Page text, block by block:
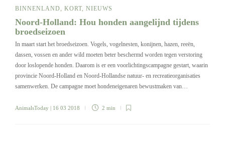
BINNENLAND, KORT, NIEUWS
Noord-Holland: Hou honden aangelijnd tijdens
broedseizoen
In maart start het broedseizoen. Vogels, vogelnesten, konijnen, hazen, reeën,
dassen, vossen en ander wild moeten beter beschermd worden tegen verstoring
door loslopende honden. Daarom is er een voorlichtingscampagne gestart, waarin
provincie Noord-Holland en Noord-Hollandse natuur- en recreatieorganisaties
samenwerken. De campagne moet hondeneigenaren bewustmaken van…
AnimalsToday | 16 03 2018 2 min